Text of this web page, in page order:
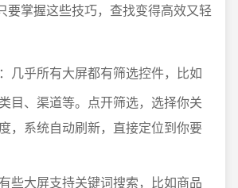
要掌握这些技巧，查找变得高效又轻
：几乎所有大屏都有筛选控件，比如
目、渠道等。点开筛选，选择你关
，系统自动刷新，直接定位到你要
些大屏支持关键词搜索，比如商品